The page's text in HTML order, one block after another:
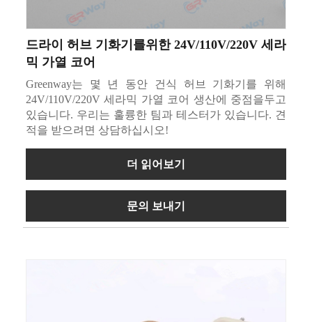
드라이 허브 기화기를위한 24V/110V/220V 세라
믹 가열 코어
Greenway는 몇 년 동안 건식 허브 기화기를 위해
24V/110V/220V 세라믹 가열 코어 생산에 중점을두고
있습니다. 우리는 훌륭한 팀과 테스터가 있습니다. 견
적을 받으려면 상담하십시오!
더 읽어보기
문의 보내기